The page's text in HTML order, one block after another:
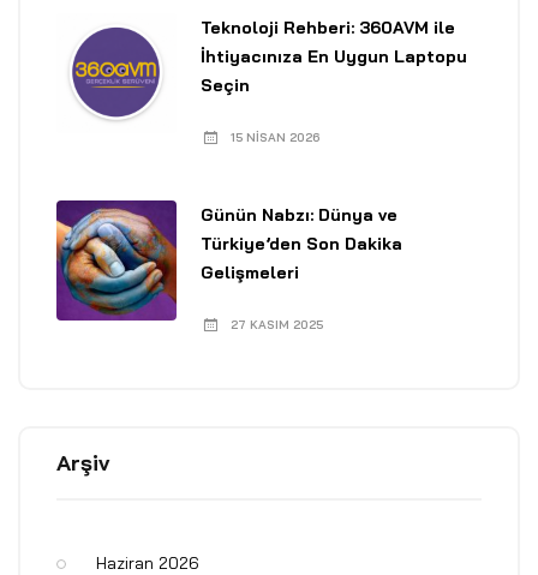
Teknoloji Rehberi: 360AVM ile
İhtiyacınıza En Uygun Laptopu
Seçin
15 NISAN 2026
Günün Nabzı: Dünya ve
Türkiye’den Son Dakika
Gelişmeleri
27 KASIM 2025
Arşiv
Haziran 2026